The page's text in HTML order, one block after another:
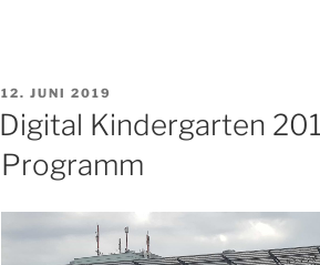
VERÖFFENTLICHT
12. JUNI 2019
Digital Kindergarten
Programm